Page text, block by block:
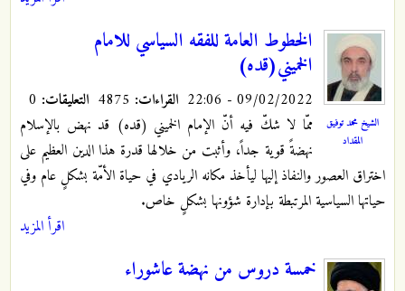
الشيخ محمد توفيق
المقداد
الخطوط العامة للفقه السياسي للامام
الخميني(قده)
09/02/2022 - 22:06 القراءات: التعليقات:
ممّا لا شكّ فيه أنّ الإمام الخميني (قده) قد نهض بالإسلام
نهضةً قوية جداً، وأثبت من خلالها قدرة هذا الدين العظيم على
اختراق العصور والنفاذ إليها ليأخذ مكانه الريادي في حياة الأمّة بشكلٍ عام وفي
حياتها السياسية المرتبطة بإدارة شؤونها بشكلٍ خاص.
اقرأ المزيد
خمسة دروس من نهضة عاشوراء